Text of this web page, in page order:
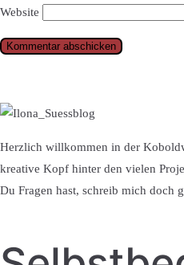
Website
Herzlich willkommen in der
kreative Kopf hinter den vielen
Du Fragen hast, schreib mich doch